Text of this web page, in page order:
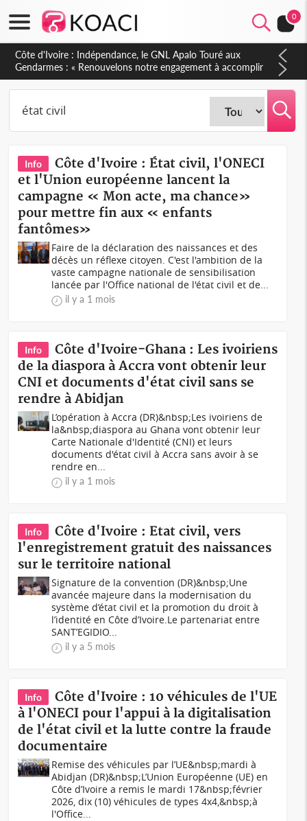
0
Côte d'Ivoire : Indépendance, le GNL Apalo Touré aux
Gendarmes : « Renouvelons notre engagement à accomplir
notre mission avec honneur, discipline, loyauté et
dévouement »
Info
Côte d'Ivoire : État civil, l'ONECI
et l'Union européenne lancent la
campagne « Mon acte, ma chance»
pour mettre fin aux « enfants
fantômes»
Faire de la déclaration des naissances et des
décès un réflexe citoyen. C'est l'ambition de la
vaste campagne nationale de sensibilisation
lancée par l'Office national de l'état civil et de...
il y a 1 mois
Info
Côte d'Ivoire-Ghana : Les ivoiriens
de la diaspora à Accra vont obtenir leur
CNI et documents d'état civil sans se
rendre à Abidjan
L’opération à Accra (DR)&nbsp;Les ivoiriens de
la&nbsp;diaspora au Ghana vont obtenir leur
Carte Nationale d'Identité (CNI) et leurs
documents d'état civil à Accra sans avoir à se
rendre en...
il y a 1 mois
Info
Côte d'Ivoire : Etat civil, vers
l'enregistrement gratuit des naissances
sur le territoire national
Signature de la convention (DR)&nbsp;Une
avancée majeure dans la modernisation du
système d’état civil et la promotion du droit à
l’identité en Côte d’Ivoire.Le partenariat entre
SANT’EGIDIO...
il y a 5 mois
Info
Côte d'Ivoire : 10 véhicules de l'UE
à l'ONECI pour l'appui à la digitalisation
de l'état civil et la lutte contre la fraude
documentaire
Remise des véhicules par l’UE&nbsp;mardi à
Abidjan (DR)&nbsp;L’Union Européenne (UE) en
Côte d’Ivoire a remis le mardi 17&nbsp;février
2026, dix (10) véhicules de types 4x4,&nbsp;à
l'Office...